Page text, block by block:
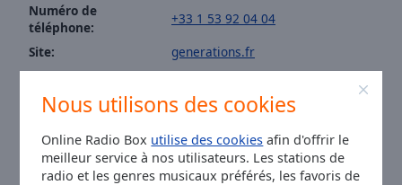
Nous utilisons des cookies
Online Radio Box utilise des cookies afin d'offrir le
meilleur service à nos utilisateurs. Les stations de
radio et les genres musicaux préférés, les favoris de
Edge
Style
Numéro de
téléphone:
+33 1 53 92 04 04
Site:
generations.fr
Email:
contact@generations.fr
Facebook:
@GenerationsFM
Instagram:
@generations.fr
Youtube:
@featured